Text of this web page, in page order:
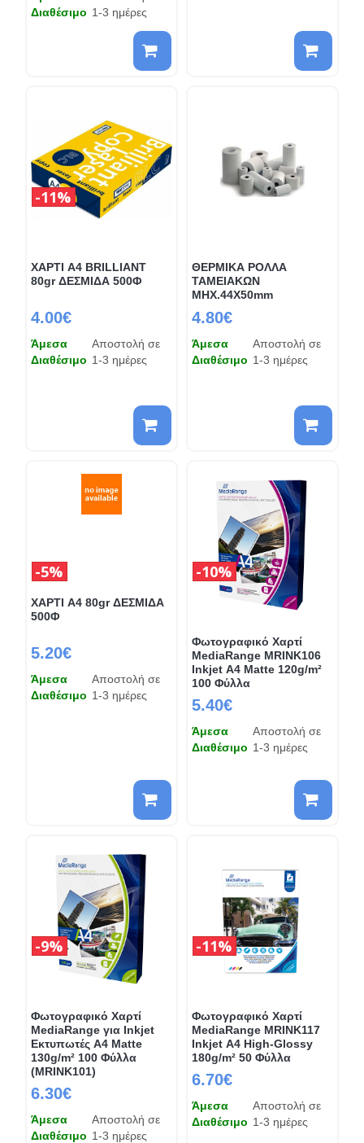
Διαθέσιμο 1-3 ημέρες
ΧΑΡΤΙ A4 BRILLIANT
80gr ΔΕΣΜΙΔΑ 500Φ
4.00€
11%
Άμεσα
Διαθέσιμο
Αποστολή σε
1-3 ημέρες
ΘΕΡΜΙΚΑ ΡΟΛΛΑ
ΤΑΜΕΙΑΚΩΝ
ΜΗΧ.44Χ50mm
4.80€
Άμεσα
Διαθέσιμο
Αποστολή σε
1-3 ημέρες
ΧΑΡΤΙ A4 80gr ΔΕΣΜΙΔΑ
500Φ
5.20€
5%
Άμεσα
Διαθέσιμο
Αποστολή σε
1-3 ημέρες
Φωτογραφικό Χαρτί
MediaRange MRINK106
Inkjet Α4 Matte 120g/m²
100 Φύλλα
5.40€
10%
Άμεσα
Διαθέσιμο
Αποστολή σε
1-3 ημέρες
Φωτογραφικό Χαρτί
MediaRange για Inkjet
Εκτυπωτές A4 Matte
130g/m² 100 Φύλλα
(MRINK101)
6.30€
9%
Άμεσα
Διαθέσιμο
Αποστολή σε
1-3 ημέρες
Φωτογραφικό Χαρτί
MediaRange MRINK117
Inkjet Α4 High-Glossy
180g/m² 50 Φύλλα
6.70€
11%
Άμεσα
Διαθέσιμο
Αποστολή σε
1-3 ημέρες